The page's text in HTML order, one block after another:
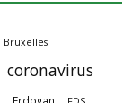
Bruxelles
coronavirus